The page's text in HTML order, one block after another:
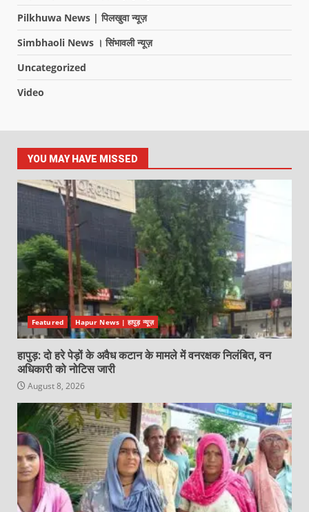
Pilkhuwa News | पिलखुवा न्यूज़
Simbhaoli News । सिंभावली न्यूज़
Uncategorized
Video
YOU MAY HAVE MISSED
Featured Hapur News | हापुड़ न्यूज़
हापुड़: दो हरे पेड़ों के अवैध कटान के मामले में वनरक्षक निलंबित, वन
अधिकारी को नोटिस जारी
August 8, 2026